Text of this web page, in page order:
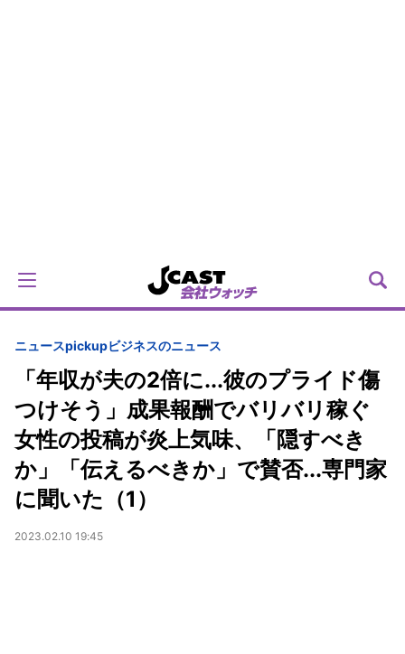
ニュースpickupビジネスのニュース
「年収が夫の2倍に...彼のプライド傷
つけそう」成果報酬でバリバリ稼ぐ
女性の投稿が炎上気味、「隠すべき
か」「伝えるべきか」で賛否...専門家
に聞いた（1）
2023.02.10 19:45